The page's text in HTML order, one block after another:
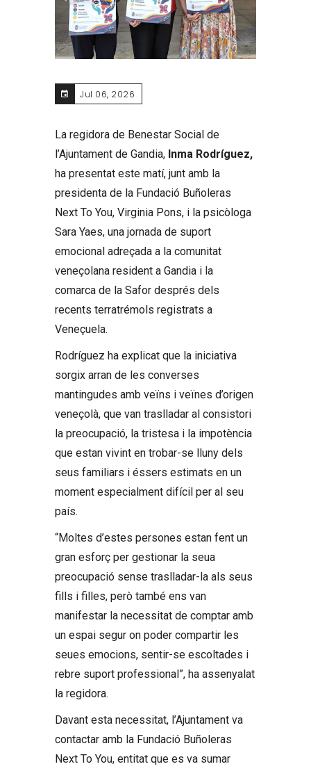
Jul 06, 2026
La regidora de Benestar Social de
l’Ajuntament de Gandia, Inma Rodríguez,
ha presentat este matí, junt amb la
presidenta de la Fundació Buñoleras
Next To You, Virginia Pons, i la psicòloga
Sara Yaes, una jornada de suport
emocional adreçada a la comunitat
veneçolana resident a Gandia i la
comarca de la Safor després dels
recents terratrémols registrats a
Veneçuela.
Rodríguez ha explicat que la iniciativa
sorgix arran de les converses
mantingudes amb veïns i veïnes d’origen
veneçolà, que van traslladar al consistori
la preocupació, la tristesa i la impotència
que estan vivint en trobar-se lluny dels
seus familiars i éssers estimats en un
moment especialment difícil per al seu
país.
“Moltes d’estes persones estan fent un
gran esforç per gestionar la seua
preocupació sense traslladar-la als seus
fills i filles, però també ens van
manifestar la necessitat de comptar amb
un espai segur on poder compartir les
seues emocions, sentir-se escoltades i
rebre suport professional”, ha assenyalat
la regidora.
Davant esta necessitat, l’Ajuntament va
contactar amb la Fundació Buñoleras
Next To You, entitat que es va sumar